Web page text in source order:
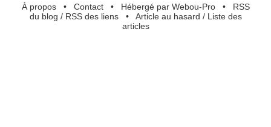
À propos• Contact• Hébergé par Webou-Pro• RSS
du blog / RSS des liens• Article au hasard / Liste des
articles